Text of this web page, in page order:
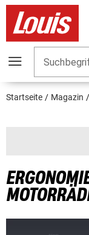
Startseite Magazin